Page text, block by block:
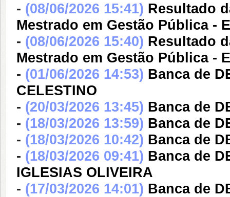
- (08/06/2026 15:41) Resultado
Mestrado em Gestão Pública -
- (08/06/2026 15:40) Resultado
Mestrado em Gestão Pública -
- (01/06/2026 14:53) Banca de
CELESTINO
- (20/03/2026 13:45) Banca de
- (18/03/2026 13:59) Banca de
- (18/03/2026 10:42) Banca de
- (18/03/2026 09:41) Banca de
IGLESIAS OLIVEIRA
- (17/03/2026 14:01) Banca de